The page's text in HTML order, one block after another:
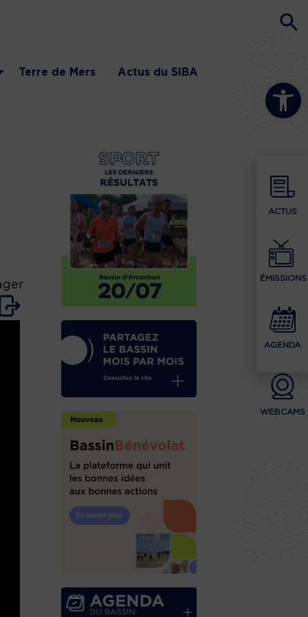
Ouvrir la
ACTUS
ÉMISSIONS
AGENDA
WEBCAMS
Terre de Mers Actus du SIBA